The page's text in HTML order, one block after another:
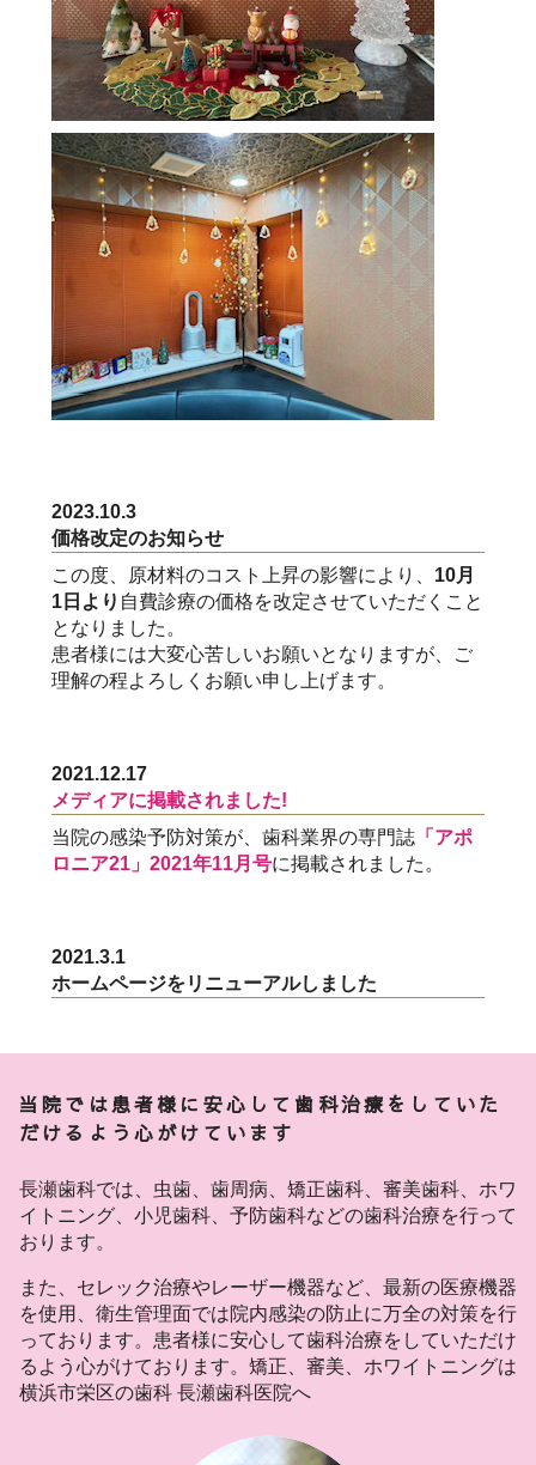
2023.10.3
価格改定のお知らせ
この度、原材料のコスト上昇の影響により、 10月
1日より 自費診療の価格を改定させていただくこと
となりました。
患者様には大変心苦しいお願いとなりますが、ご
理解の程よろしくお願い申し上げます。
2021.12.17
メディアに掲載されました!
当院の感染予防対策が、歯科業界の専門誌 「アポ
ロニア21」2021年11月号に掲載されました。
2021.3.1
ホームページをリニューアルしました
当院では患者様に安心して歯科治療をしていた
だけるよう心がけています
長瀬歯科では、虫歯、歯周病、矯正歯科、審美歯科、ホワ
イトニング、小児歯科、予防歯科などの歯科治療を行って
おります。
また、セレック治療やレーザー機器など、最新の医療機器
を使用、衛生管理面では院内感染の防止に万全の対策を行
っております。患者様に安心して歯科治療をしていただけ
るよう心がけております。矯正、審美、ホワイトニングは
横浜市栄区の歯科 長瀬歯科医院へ